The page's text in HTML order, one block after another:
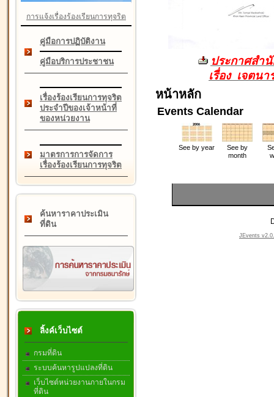
การแจ้งเรื่องร้องเรียนการทุจริต
คู่มือการปฏิบัติงาน
คู่มือบริการประชาชน
เรื่องร้องเรียนการทุจริต
ประจำปีของเจ้าหน้าที่
ของหน่วยงาน
มาตรการการจัดการ
เรื่องร้องเรียนการทุจริต
ค้นหาราคาประเมิน
ที่ดิน
ลิ้งค์เว็บไซต์
กรมที่ดิน
ระบบค้นหารูปแปลงที่ดิน
เว็บไซต์หน่วยงานภายในกรม
ที่ดิน
ประกาศสำ
เรื่อง เจตน
หน้าหลัก
Events Calendar
See by year
See by
month
JEvents